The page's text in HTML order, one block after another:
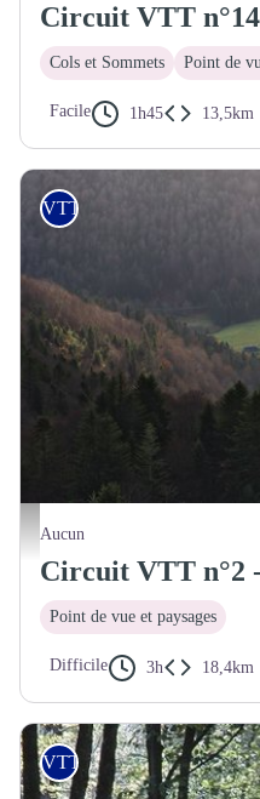
Cols et Sommets Point de
Facile 1h45 13,5km
La vallée du Bergons
VTT
Aucun
Point de vue et paysages
Difficile 3h 18,4km
VTT